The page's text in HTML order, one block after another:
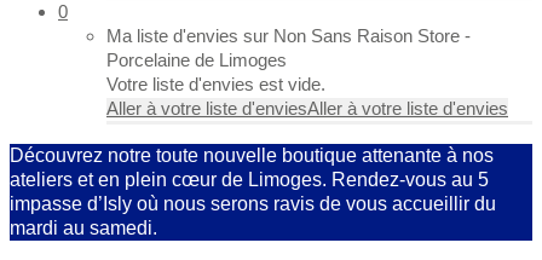
0
Ma liste d'envies sur Non Sans Raison Store -
Porcelaine de Limoges
Votre liste d'envies est vide.
Aller à votre liste d'enviesAller à votre liste d'envies
Découvrez notre toute nouvelle boutique attenante à nos
ateliers et en plein cœur de Limoges. Rendez-vous au 5
impasse d’Isly où nous serons ravis de vous accueillir du
mardi au samedi.